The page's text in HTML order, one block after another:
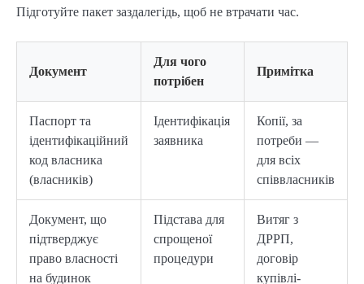
Підготуйте пакет заздалегідь, щоб не втрачати час.
Документ
Для чого
потрібен
Примітка
Паспорт та
ідентифікаційний
код власника
(власників)
Ідентифікація
заявника
Копії, за
потреби —
для всіх
співвласників
Документ, що
підтверджує
право власності
на будинок
Підстава для
спрощеної
процедури
Витяг з
ДРРП,
договір
купівлі-